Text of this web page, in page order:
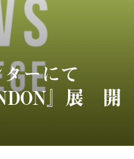
ーにて
』展 開